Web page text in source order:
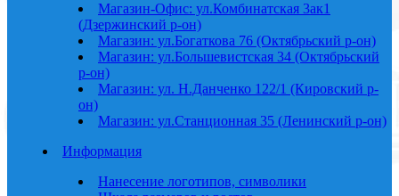
Магазин-Офис: ул.Комбинатская 3ак1
(Дзержинский р-он)
Магазин: ул.Богаткова 76 (Октябрьский р-он)
Магазин: ул.Большевистская 34 (Октябрьский
р-он)
Магазин: ул. Н.Данченко 122/1 (Кировский р-
он)
Магазин: ул.Станционная 35 (Ленинский р-он)
Информация
Нанесение логотипов, символики